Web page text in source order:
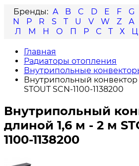
A
B C D E F G
N
P R S T U V W Z А
Л
М Н О П Р С Т Х Ц
Главная
Радиаторы отопления
Внутрипольные
Внутрипольный конвектор
STOUT SCN-1100-1138200
Внутрипольный
длиной 1,6 м - 2 м
1100-1138200